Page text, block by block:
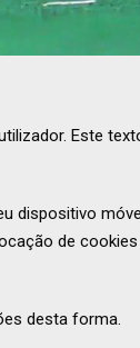
Este
de
desta forma.